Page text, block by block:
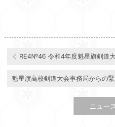
RE4№46 令和4年度魁星旗剣道
魁星旗高校剣道大会事務局からの
ニュー